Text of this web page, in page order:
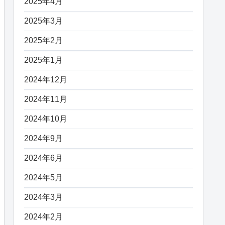
2025年3月
2025年2月
2025年1月
2024年12月
2024年11月
2024年10月
2024年9月
2024年6月
2024年5月
2024年3月
2024年2月